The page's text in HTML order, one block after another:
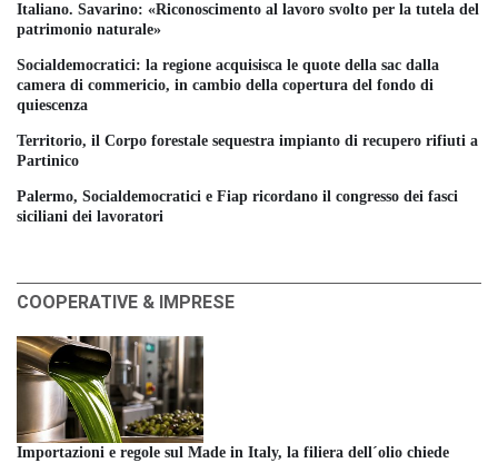
Italiano. Savarino: «Riconoscimento al lavoro svolto per la tutela del
patrimonio naturale»
Socialdemocratici: la regione acquisisca le quote della sac dalla
camera di commericio, in cambio della copertura del fondo di
quiescenza
Territorio, il Corpo forestale sequestra impianto di recupero rifiuti a
Partinico
Palermo, Socialdemocratici e Fiap ricordano il congresso dei fasci
siciliani dei lavoratori
COOPERATIVE & IMPRESE
Importazioni e regole sul Made in Italy, la filiera dell´olio chiede